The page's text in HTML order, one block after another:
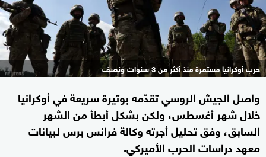
حرب أوكرانيا مستمرة منذ أكثر من 3 سنوات ونصف
واصل الجيش الروسي تقدّمه بوتيرة سريعة في أوكرانيا
خلال شهر أغسطس، ولكن بشكل أبطأ من الشهر
السابق، وفق تحليل أجرته وكالة فرانس برس لبيانات
معهد دراسات الحرب الأميركي.